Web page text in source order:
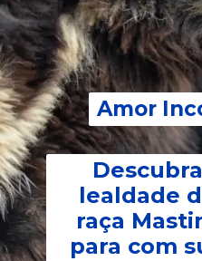
Amor
Amor
lealdade
raça
para com